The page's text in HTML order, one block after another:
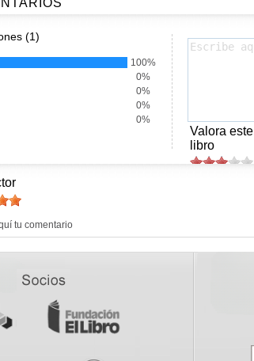
(1)
100%
0%
0%
0%
0%
Valora este
libro
tu comentario